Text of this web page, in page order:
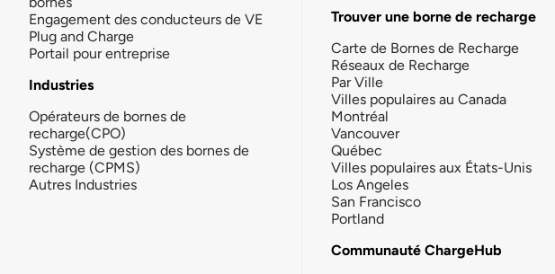
Engagement des conducteurs de VE
Plug and Charge
Portail pour entreprise
Industries
Opérateurs de bornes de
recharge(CPO)
Système de gestion des bornes de
recharge (CPMS)
Autres Industries
Trouver une borne de recharge
Carte de Bornes de Recharge
Réseaux de Recharge
Par Ville
Villes populaires au Canada
Montréal
Vancouver
Québec
Villes populaires aux États-Unis
Los Angeles
San Francisco
Portland
Communauté ChargeHub